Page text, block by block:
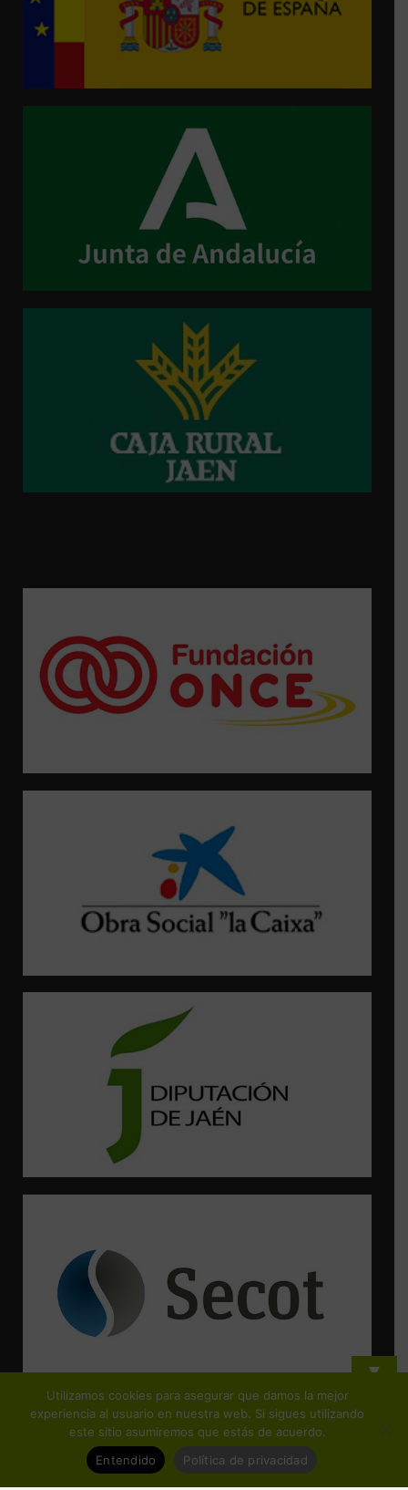
© Copyright FEJIDIF
▼
¡Suscríbete y no te pierdas ninguna de nuestras actividades!
Utilizamos cookies para asegurar que damos la mejor
experiencia al usuario en nuestra web. Si sigues utilizando
este sitio asumiremos que estás de acuerdo.
Entendido
Política de privacidad